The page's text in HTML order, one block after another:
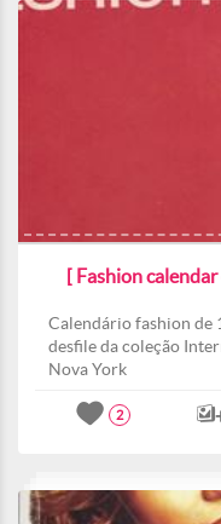
[ Fashion
Calendário fashion de
desfile da coleção
Nova York
2